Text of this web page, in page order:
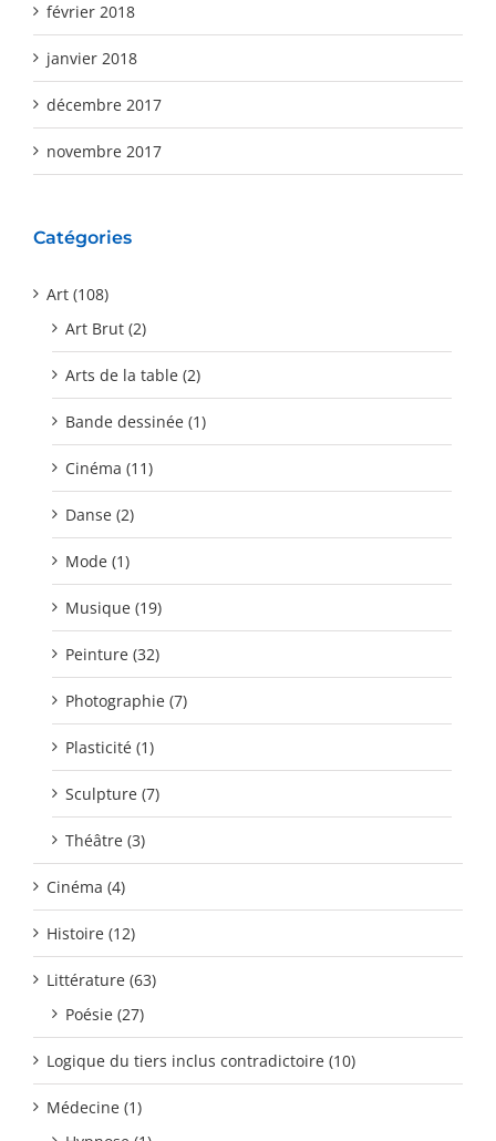
février 2018
janvier 2018
décembre 2017
novembre 2017
Catégories
Art (108)
Art Brut (2)
Arts de la table (2)
Bande dessinée (1)
Cinéma (11)
Danse (2)
Mode (1)
Musique (19)
Peinture (32)
Photographie (7)
Plasticité (1)
Sculpture (7)
Théâtre (3)
Cinéma (4)
Histoire (12)
Littérature (63)
Poésie (27)
Logique du tiers inclus contradictoire (10)
Médecine (1)